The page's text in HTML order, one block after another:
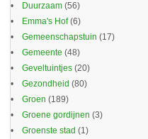
Duurzaam (56)
Emma's Hof(6)
Gemeenschapstuin (17)
Gemeente (48)
Geveltuintjes (20)
Gezondheid (80)
Groen (189)
Groene gordijnen (3)
Groenste stad (1)